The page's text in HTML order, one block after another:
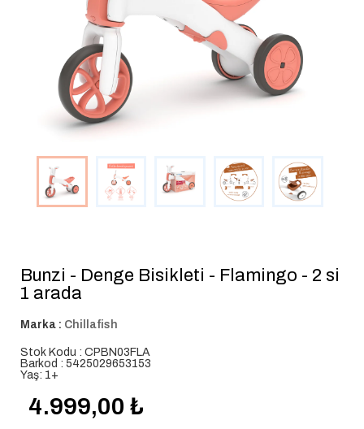
Bunzi - Denge Bisikleti - Flamingo - 2 si
1 arada
Marka : Chillafish
Stok Kodu : CPBN03FLA
Barkod : 5425029653153
Yaş: 1+
4.999,00 ₺